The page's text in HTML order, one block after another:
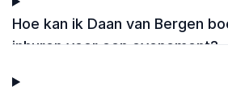
Hoe kan ik Daan van Bergen
inhuren voor een evenement?